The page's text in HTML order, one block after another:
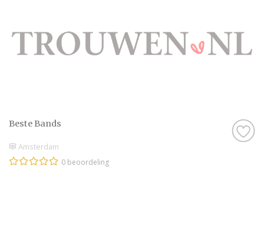
Beste Bands
Amsterdam
0 beoordeling